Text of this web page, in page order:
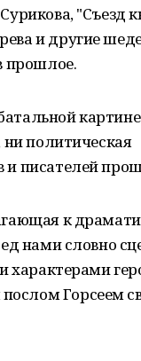
"Съезд
и другие
прошлое.
ни политическая
писателей
к
нами словно
характерами
Горсеем